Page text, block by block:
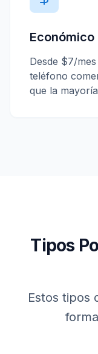
Económico
Desde $7/
teléfono
que la
Tipos
Estos tipos